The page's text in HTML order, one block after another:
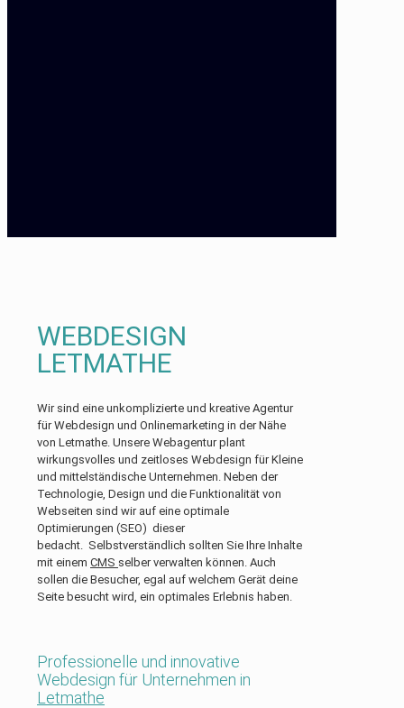
WEBDESIGN
LETMATHE
Wir sind eine unkomplizierte und kreative Agentur
für Webdesign und Onlinemarketing in der Nähe
von Letmathe. Unsere Webagentur plant
wirkungsvolles und zeitloses Webdesign für Kleine
und mittelständische Unternehmen. Neben der
Technologie, Design und die Funktionalität von
Webseiten sind wir auf eine optimale
Optimierungen (SEO) dieser
bedacht. Selbstverständlich sollten Sie Ihre Inhalte
mit einem CMS selber verwalten können. Auch
sollen die Besucher, egal auf welchem Gerät deine
Seite besucht wird, ein optimales Erlebnis haben.
Professionelle und innovative
Webdesign für Unternehmen in
Letmathe